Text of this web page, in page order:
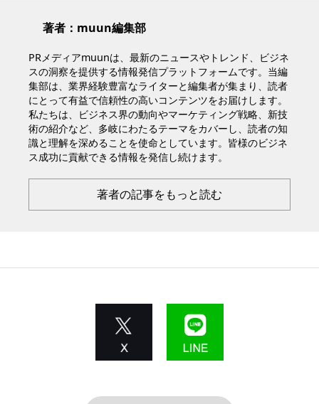
著者：muun編集部
PRメディアmuunは、最新のニュースやトレンド、ビジネ
スの洞察を提供する情報発信プラットフォームです。当編
集部は、業界経験豊富なライターと編集者が集まり、読者
にとって有益で信頼性の高いコンテンツをお届けします。
私たちは、ビジネス界の動向やマーケティング戦略、新技
術の紹介など、多岐にわたるテーマをカバーし、読者の知
識と理解を深めることを使命としています。皆様のビジネ
ス成功に貢献できる情報を発信し続けます。
著者の記事をもっと読む